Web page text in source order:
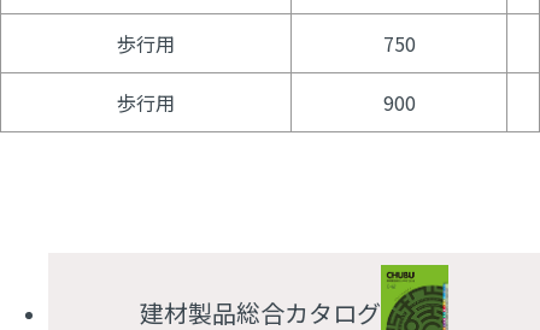
歩行用 750
歩行用 900
建材製品総合カタログ